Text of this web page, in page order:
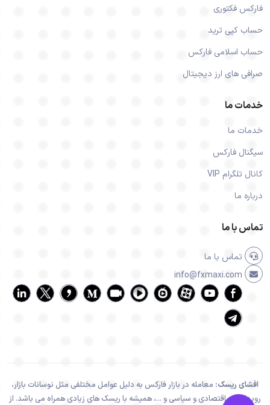
فارکس فکتوری
حساب کپی ترید
حساب اسلامی فارکس
صرافی های ارز دیجیتال
خدمات ما
خدمات ما
سیگنال فارکس
کانال تلگرام VIP
درباره ما
تماس با ما
تماس با ما
افشای ریسک: معامله در بازار فارکس به دلیل عوامل مختلفی مثل نوسانات بازار،
رویدادهای اقتصادی و سیاسی و ...، همیشه با ریسک های زیادی همراه می باشد. از